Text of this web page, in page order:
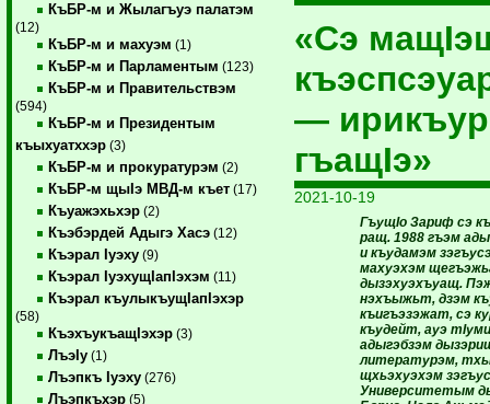
КъБР-м и Жылагъуэ палатэм
(12)
КъБР-м и махуэм (1)
КъБР-м и Парламентым (123)
КъБР-м и Правительствэм
(594)
КъБР-м и Президентым
къыхуатххэр (3)
КъБР-м и прокуратурэм (2)
КъБР-м щыIэ МВД-м къет (17)
Къуажэхьхэр (2)
Къэбэрдей Адыгэ Хасэ (12)
Къэрал Iуэху (9)
Къэрал IуэхущIапIэхэм (11)
Къэрал къулыкъущIапIэхэр
(58)
КъэхъукъащIэхэр (3)
ЛъэIу (1)
Лъэпкъ Iуэху (276)
Лъэпкъхэр (5)
«Сэ
—
гъащIэ»
2021-10-19
ГъущIо Зариф сэ
ращ. 1988 гъэм
и къудамэм
махуэхэм
дызэхуэхъуащ.
нэхъыжьт, дзэм
къигъэзэжат, сэ
къудейт, ауэ
адыгэбзэм
литературэм,
щхьэхуэхэм
Университетым